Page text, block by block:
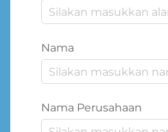
Nama
Nama Perusahaan